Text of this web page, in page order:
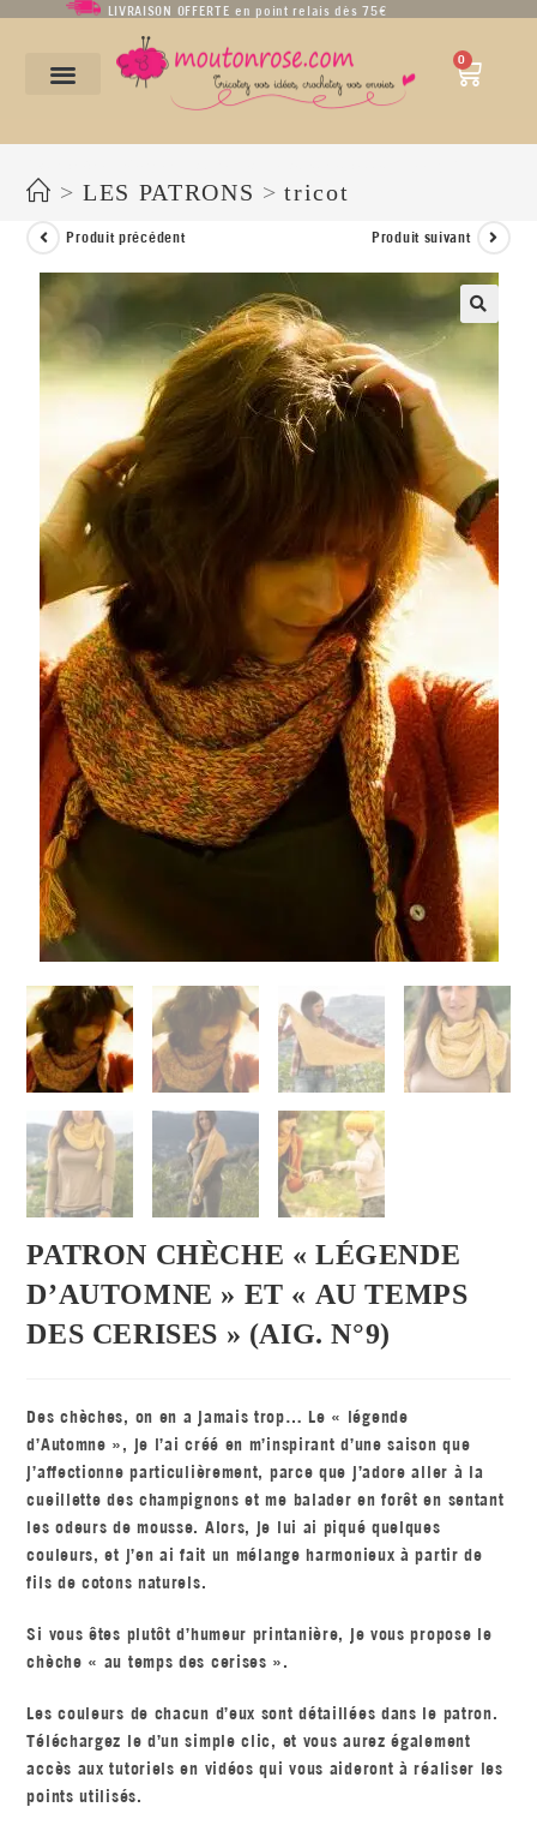
LIVRAISON OFFERTE en point relais dès 75€
0
> LES PATRONS > tricot
Produit précédent Produit suivant
PATRON CHÈCHE « LÉGENDE
D’AUTOMNE » ET « AU TEMPS
DES CERISES » (AIG. N°9)
Des chèches, on en a jamais trop… Le « légende
d’Automne », je l’ai créé en m’inspirant d’une saison que
j’affectionne particulièrement, parce que j’adore aller à la
cueillette des champignons et me balader en forêt en sentant
les odeurs de mousse. Alors, je lui ai piqué quelques
couleurs, et j’en ai fait un mélange harmonieux à partir de
fils de cotons naturels.
Si vous êtes plutôt d’humeur printanière, je vous propose le
chèche « au temps des cerises ».
Les couleurs de chacun d’eux sont détaillées dans le patron.
Téléchargez le d’un simple clic, et vous aurez également
accès aux tutoriels en vidéos qui vous aideront à réaliser les
points utilisés.